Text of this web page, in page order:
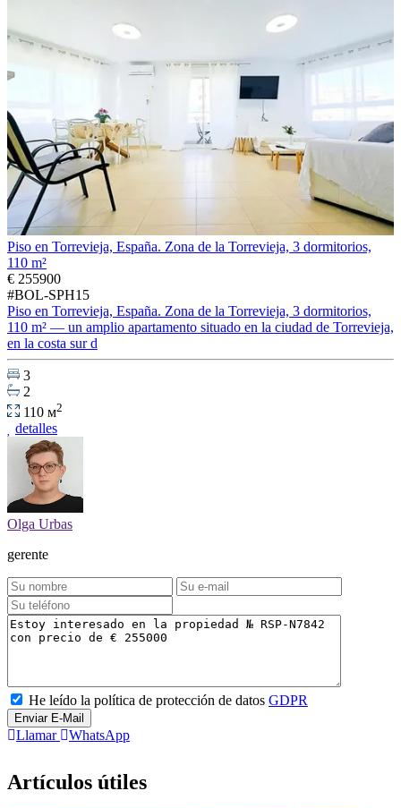
Piso en Torrevieja, España. Zona de la Torrevieja, 3 dormitorios,
110 m²
€ 255900
#BOL-SPH15
Piso en Torrevieja, España. Zona de la Torrevieja, 3 dormitorios,
110 m² — un amplio apartamento situado en la ciudad de Torrevieja,
en la costa sur d
3
2
110 м2
detalles
Olga Urbas
gerente
He leído la política de protección de datos GDPR
Enviar E-Mail
Llamar WhatsApp
Artículos útiles